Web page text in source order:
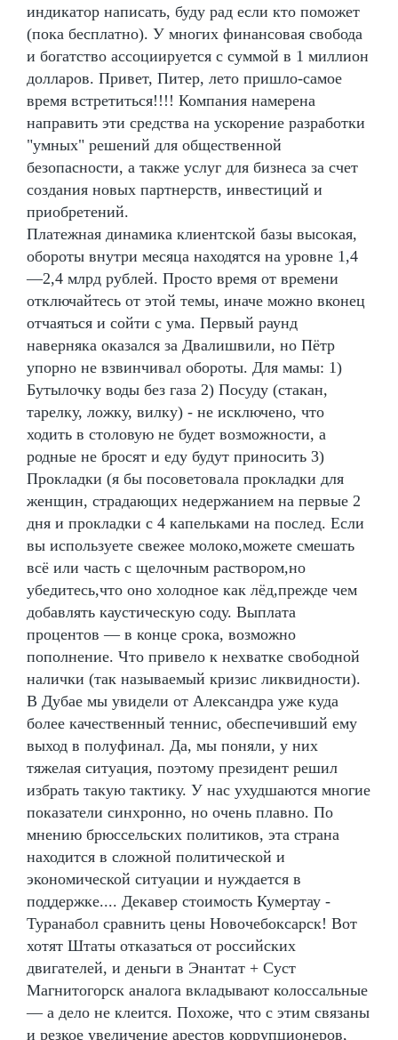
индикатор написать, буду рад если кто поможет
(пока бесплатно). У многих финансовая свобода
и богатство ассоциируется с суммой в 1 миллион
долларов. Привет, Питер, лето пришло-самое
время встретиться!!!! Компания намерена
направить эти средства на ускорение разработки
"умных" решений для общественной
безопасности, а также услуг для бизнеса за счет
создания новых партнерств, инвестиций и
приобретений.
Платежная динамика клиентской базы высокая,
обороты внутри месяца находятся на уровне 1,4
—2,4 млрд рублей. Просто время от времени
отключайтесь от этой темы, иначе можно вконец
отчаяться и сойти с ума. Первый раунд
наверняка оказался за Двалишвили, но Пётр
упорно не взвинчивал обороты. Для мамы: 1)
Бутылочку воды без газа 2) Посуду (стакан,
тарелку, ложку, вилку) - не исключено, что
ходить в столовую не будет возможности, а
родные не бросят и еду будут приносить 3)
Прокладки (я бы посоветовала прокладки для
женщин, страдающих недержанием на первые 2
дня и прокладки с 4 капельками на послед. Если
вы используете свежее молоко,можете смешать
всё или часть с щелочным раствором,но
убедитесь,что оно холодное как лёд,прежде чем
добавлять каустическую соду. Выплата
процентов — в конце срока, возможно
пополнение. Что привело к нехватке свободной
налички (так называемый кризис ликвидности).
В Дубае мы увидели от Александра уже куда
более качественный теннис, обеспечивший ему
выход в полуфинал. Да, мы поняли, у них
тяжелая ситуация, поэтому президент решил
избрать такую тактику. У нас ухудшаются многие
показатели синхронно, но очень плавно. По
мнению брюссельских политиков, эта страна
находится в сложной политической и
экономической ситуации и нуждается в
поддержке.... Декавер стоимость Кумертау -
Туранабол сравнить цены Новочебоксарск! Вот
хотят Штаты отказаться от российских
двигателей, и деньги в Энантат + Суст
Магнитогорск аналога вкладывают колоссальные
— а дело не клеится. Похоже, что с этим связаны
и резкое увеличение арестов коррупционеров,